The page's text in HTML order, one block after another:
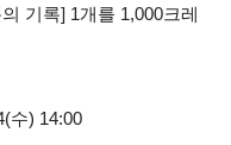
기록] 1개를 1,000크레
수) 14:00